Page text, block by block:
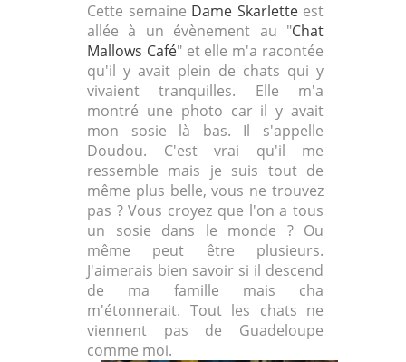
Cette semaine Dame Skarletteest
allée à un évènement au "Chat
Mallows Café" et elle m'a racontée
qu'il y avait plein de chats qui y
vivaient tranquilles. Elle m'a
montré une photo car il y avait
mon sosie là bas. Il s'appelle
Doudou. C'est vrai qu'il me
ressemble mais je suis tout de
même plus belle, vous ne trouvez
pas ? Vous croyez que l'on a tous
un sosie dans le monde ? Ou
même peut être plusieurs.
J'aimerais bien savoir si il descend
de ma famille mais cha
m'étonnerait. Tout les chats ne
viennent pas de Guadeloupe
comme moi.